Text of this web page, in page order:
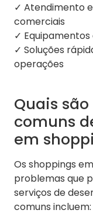
✓ Atendimento
comerciais
✓
✓ Soluções
operações
Quais
comuns
em
Os shoppings
problemas que
serviços de
comuns incluem: